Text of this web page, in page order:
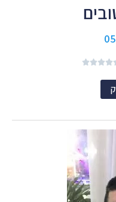



